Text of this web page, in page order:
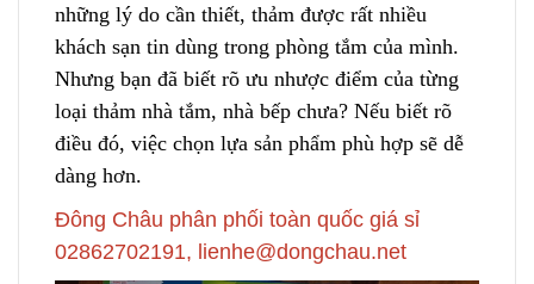
những lý do cần thiết, thảm được rất nhiều
khách sạn tin dùng trong phòng tắm của mình.
Nhưng bạn đã biết rõ ưu nhược điểm của từng
loại thảm nhà tắm, nhà bếp chưa? Nếu biết rõ
điều đó, việc chọn lựa sản phẩm phù hợp sẽ dễ
dàng hơn.
Đông Châu phân phối toàn quốc giá sỉ
02862702191, lienhe@dongchau.net